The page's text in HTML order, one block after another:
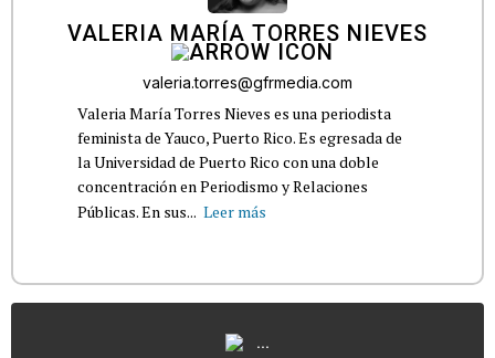
VALERIA MARÍA TORRES NIEVES
valeria.torres@gfrmedia.com
Valeria María Torres Nieves es una periodista
feminista de Yauco, Puerto Rico. Es egresada de
la Universidad de Puerto Rico con una doble
concentración en Periodismo y Relaciones
Públicas. En sus... Leer más
...